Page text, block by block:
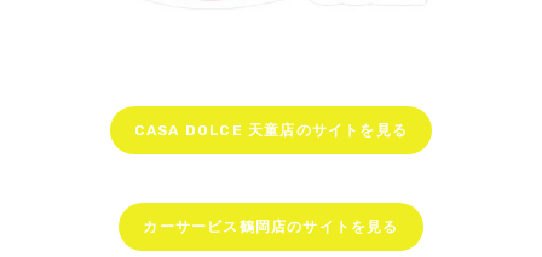
CASA DOLCE 天童店のサイトを見る
カーサービス鶴岡店のサイトを見る